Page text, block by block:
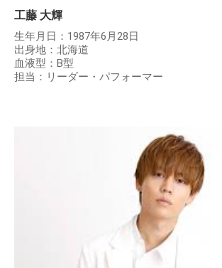
工藤 大輝
生年月日：1987年6月28日
出身地：北海道
血液型：B型
担当：リーダー・パフォーマー